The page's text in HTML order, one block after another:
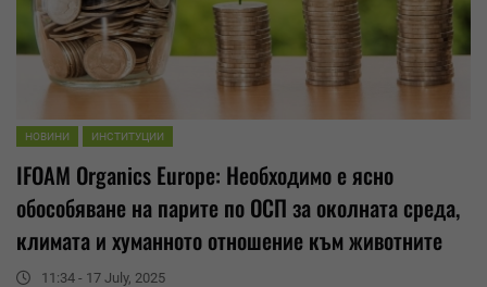
НОВИНИ ИНСТИТУЦИИ
IFOAM Organics Europe: Необходимо е ясно
обособяване на парите по ОСП за околната среда,
климата и хуманното отношение към животните
11:34 - 17 July, 2025